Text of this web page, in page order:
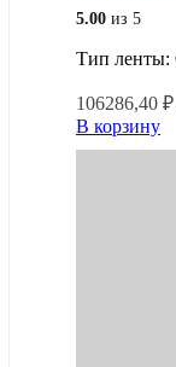
5.00 из 5
Тип ленты:
106286,40 ₽
В корзину